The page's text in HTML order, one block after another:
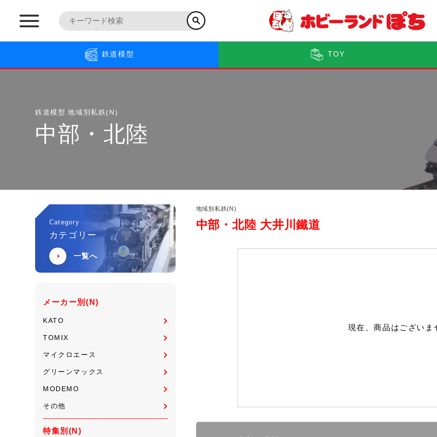
鉄道模型 TOY
鉄道模型 地域別私鉄(N)
中部・北陸
Category
カテゴリー
一覧へ
メーカー別(N)
KATO
TOMIX
マイクロエース
グリーンマックス
MODEMO
その他
特集別(N)
地域別私鉄(N)
中部・北陸 大井川鐵道
現在、商品はございま